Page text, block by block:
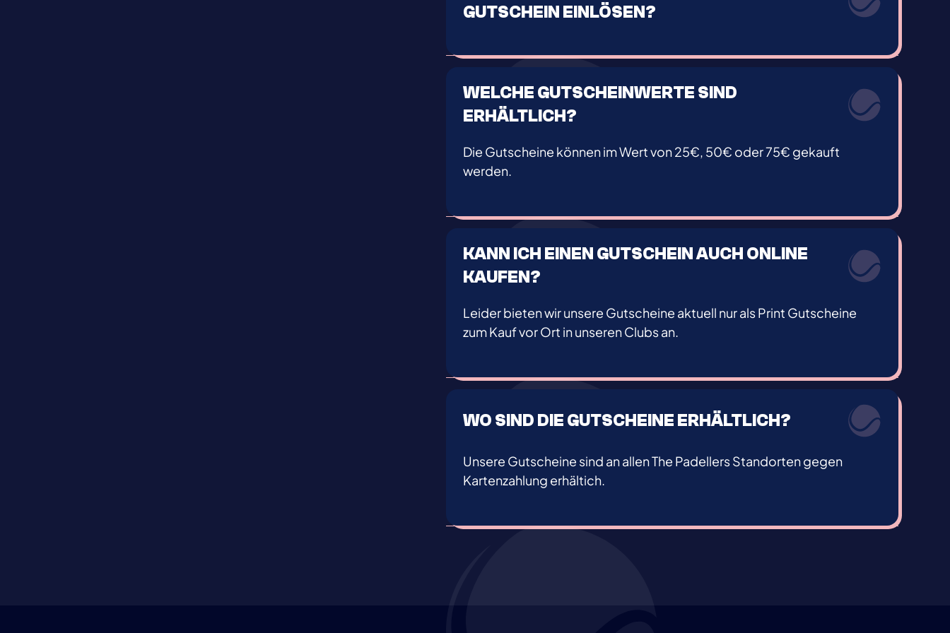
GUTSCHEIN EINLÖSEN?
WELCHE GUTSCHEINWERTE SIND
ERHÄLTLICH?
Die Gutscheine können im Wert von 25€, 50€ oder 75€ gekauft
werden.
KANN ICH EINEN GUTSCHEIN AUCH ONLINE
KAUFEN?
Leider bieten wir unsere Gutscheine aktuell nur als Print Gutscheine
zum Kauf vor Ort in unseren Clubs an.
WO SIND DIE GUTSCHEINE ERHÄLTLICH?
Unsere Gutscheine sind an allen The Padellers Standorten gegen
Kartenzahlung erhältich.